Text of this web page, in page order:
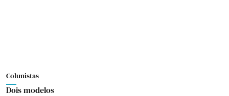
Colunistas
Dois modelos